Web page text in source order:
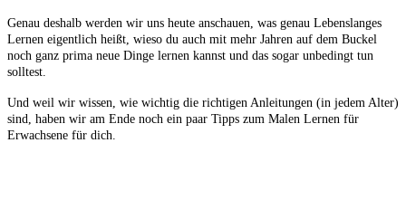
Genau deshalb werden wir uns heute anschauen, was genau Lebenslanges
Lernen eigentlich heißt, wieso du auch mit mehr Jahren auf dem Buckel
noch ganz prima neue Dinge lernen kannst und das sogar unbedingt tun
solltest.
Und weil wir wissen, wie wichtig die richtigen Anleitungen (in jedem Alter)
sind, haben wir am Ende noch ein paar Tipps zum Malen Lernen für
Erwachsene für dich.